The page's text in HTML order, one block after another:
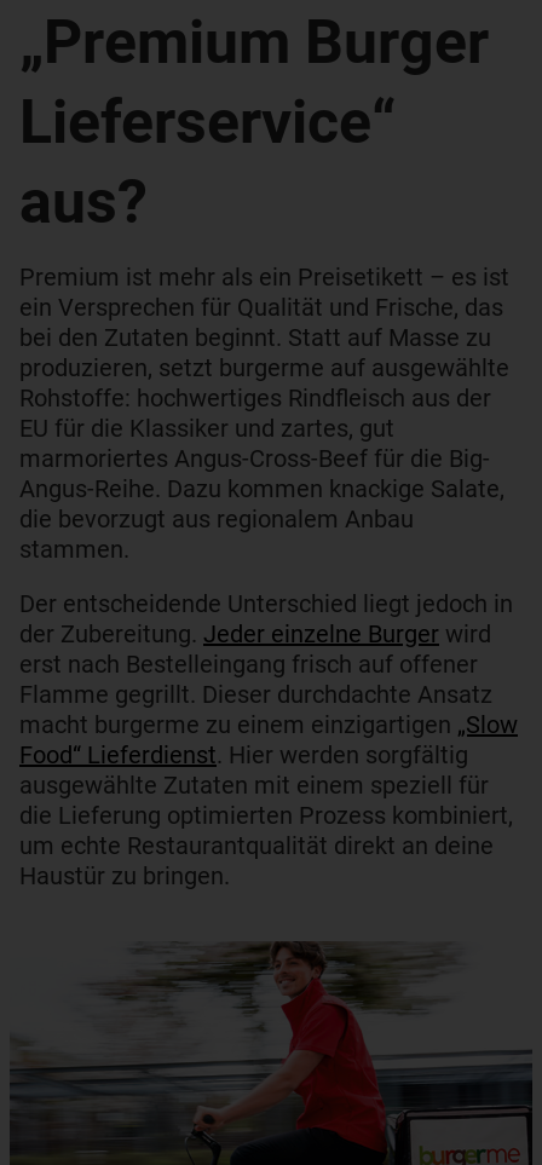
„Premium Burger
Lieferservice“
aus?
Premium ist mehr als ein Preisetikett – es ist
ein Versprechen für Qualität und Frische, das
bei den Zutaten beginnt. Statt auf Masse zu
produzieren, setzt burgerme auf ausgewählte
Rohstoffe: hochwertiges Rindfleisch aus der
EU für die Klassiker und zartes, gut
marmoriertes Angus-Cross-Beef für die Big-
Angus-Reihe. Dazu kommen knackige Salate,
die bevorzugt aus regionalem Anbau
stammen.
Der entscheidende Unterschied liegt jedoch in
der Zubereitung. Jeder einzelne Burger wird
erst nach Bestelleingang frisch auf offener
Flamme gegrillt. Dieser durchdachte Ansatz
macht burgerme zu einem einzigartigen „Slow
Food“ Lieferdienst. Hier werden sorgfältig
ausgewählte Zutaten mit einem speziell für
die Lieferung optimierten Prozess kombiniert,
um echte Restaurantqualität direkt an deine
Haustür zu bringen.